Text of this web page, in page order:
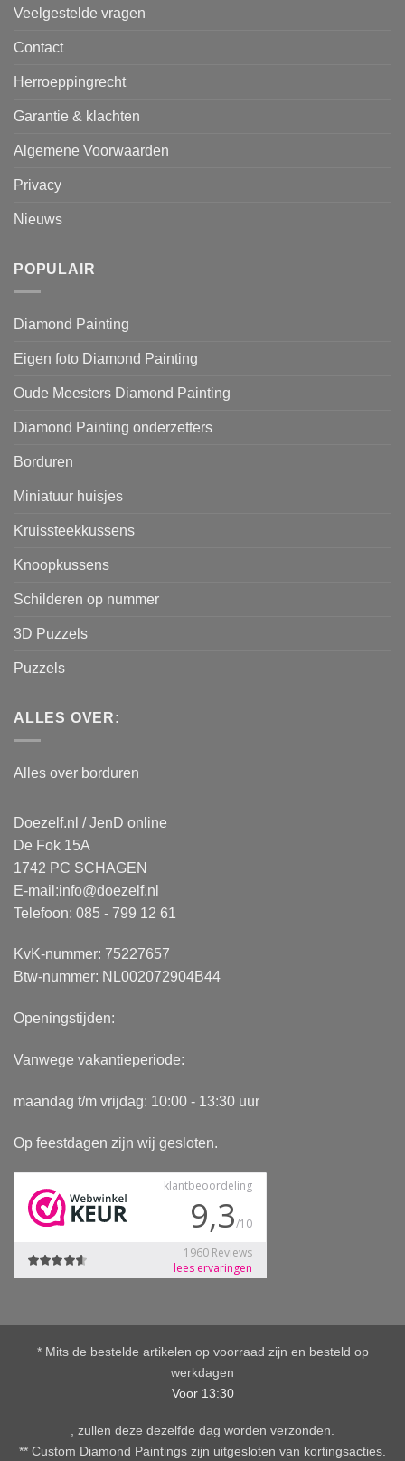
Veelgestelde vragen
Contact
Herroeppingrecht
Garantie & klachten
Algemene Voorwaarden
Privacy
Nieuws
POPULAIR
Diamond Painting
Eigen foto Diamond Painting
Oude Meesters Diamond Painting
Diamond Painting onderzetters
Borduren
Miniatuur huisjes
Kruissteekkussens
Knoopkussens
Schilderen op nummer
3D Puzzels
Puzzels
ALLES OVER:
Alles over borduren
Doezelf.nl / JenD online
De Fok 15A
1742 PC SCHAGEN
E-mail:info@doezelf.nl
Telefoon: 085 - 799 12 61
KvK-nummer: 75227657
Btw-nummer: NL002072904B44
Openingstijden:
Vanwege vakantieperiode:
maandag t/m vrijdag: 10:00 - 13:30 uur
Op feestdagen zijn wij gesloten.
* Mits de bestelde artikelen op voorraad zijn en besteld op
werkdagen
Voor 13:30
, zullen deze dezelfde dag worden verzonden.
** Custom Diamond Paintings zijn uitgesloten van kortingsacties.